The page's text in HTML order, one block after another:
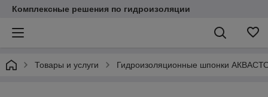
Комплексные решения по гидроизоляции
Товары и услуги Гидроизоляционные шпонки